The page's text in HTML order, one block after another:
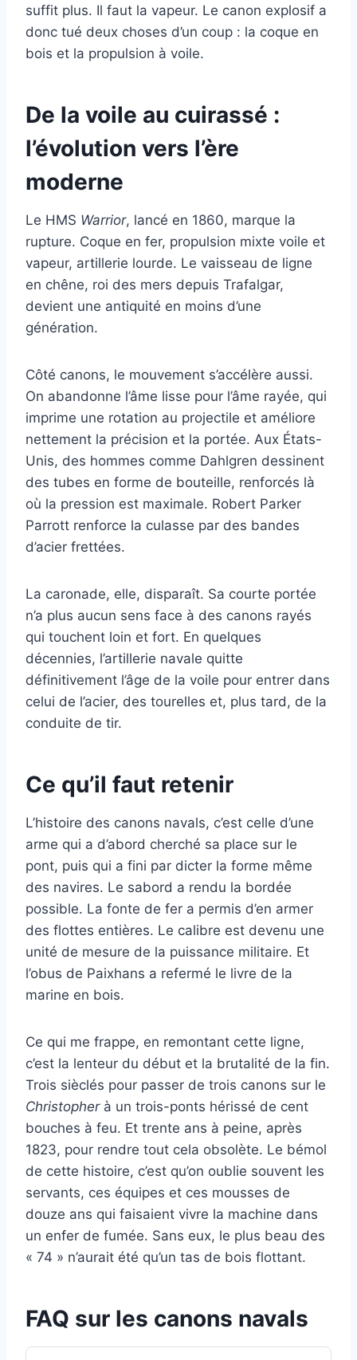
suffit plus. Il faut la vapeur. Le canon explosif a
donc tué deux choses d’un coup : la coque en
bois et la propulsion à voile.
De la voile au cuirassé :
l’évolution vers l’ère
moderne
Le HMS Warrior, lancé en 1860, marque la
rupture. Coque en fer, propulsion mixte voile et
vapeur, artillerie lourde. Le vaisseau de ligne
en chêne, roi des mers depuis Trafalgar,
devient une antiquité en moins d’une
génération.
Côté canons, le mouvement s’accélère aussi.
On abandonne l’âme lisse pour l’âme rayée, qui
imprime une rotation au projectile et améliore
nettement la précision et la portée. Aux États-
Unis, des hommes comme Dahlgren dessinent
des tubes en forme de bouteille, renforcés là
où la pression est maximale. Robert Parker
Parrott renforce la culasse par des bandes
d’acier frettées.
La caronade, elle, disparaît. Sa courte portée
n’a plus aucun sens face à des canons rayés
qui touchent loin et fort. En quelques
décennies, l’artillerie navale quitte
définitivement l’âge de la voile pour entrer dans
celui de l’acier, des tourelles et, plus tard, de la
conduite de tir.
Ce qu’il faut retenir
L’histoire des canons navals, c’est celle d’une
arme qui a d’abord cherché sa place sur le
pont, puis qui a fini par dicter la forme même
des navires. Le sabord a rendu la bordée
possible. La fonte de fer a permis d’en armer
des flottes entières. Le calibre est devenu une
unité de mesure de la puissance militaire. Et
l’obus de Paixhans a refermé le livre de la
marine en bois.
Ce qui me frappe, en remontant cette ligne,
c’est la lenteur du début et la brutalité de la fin.
Trois sièclés pour passer de trois canons sur le
Christopherà un trois-ponts hérissé de cent
bouches à feu. Et trente ans à peine, après
1823, pour rendre tout cela obsolète. Le bémol
de cette histoire, c’est qu’on oublie souvent les
servants, ces équipes et ces mousses de
douze ans qui faisaient vivre la machine dans
un enfer de fumée. Sans eux, le plus beau des
« 74 » n’aurait été qu’un tas de bois flottant.
FAQ sur les canons navals